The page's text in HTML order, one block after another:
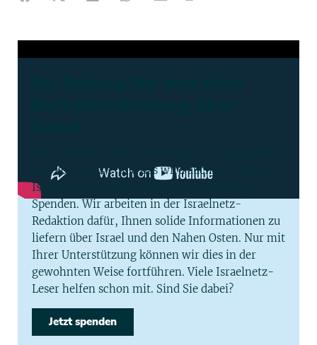
und kostenlos – und das wird auch so bleiben.
Israelnetz finanziert sich durch freiwillige
Spenden. Wir arbeiten in der Israelnetz-
Redaktion dafür, Ihnen solide Informationen zu
liefern über Israel und den Nahen Osten. Nur mit
Ihrer Unterstützung können wir dies in der
gewohnten Weise fortführen. Viele Israelnetz-
Leser helfen schon mit. Sind Sie dabei?
Jetzt spenden